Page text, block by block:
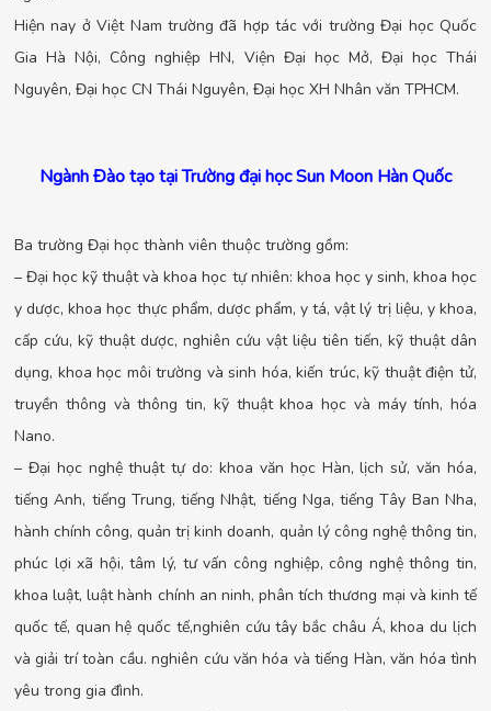
Hiện nay ở Việt Nam trường đã hợp tác với trường Đại học Quốc
Gia Hà Nội, Công nghiệp HN, Viện Đại học Mở, Đại học Thái
Nguyên, Đại học CN Thái Nguyên, Đại học XH Nhân văn TPHCM.
Ngành Đào tạo tại Trường đại học Sun Moon Hàn Quốc
Ba trường Đại học thành viên thuộc trường gồm:
– Đại học kỹ thuật và khoa học tự nhiên: khoa học y sinh, khoa học
y dược, khoa học thực phẩm, dược phẩm, y tá, vật lý trị liệu, y khoa,
cấp cứu, kỹ thuật dược, nghiên cứu vật liệu tiên tiến, kỹ thuật dân
dụng, khoa học môi trường và sinh hóa, kiến trúc, kỹ thuật điện tử,
truyền thông và thông tin, kỹ thuật khoa học và máy tính, hóa
Nano.
– Đại học nghệ thuật tự do: khoa văn học Hàn, lịch sử, văn hóa,
tiếng Anh, tiếng Trung, tiếng Nhật, tiếng Nga, tiếng Tây Ban Nha,
hành chính công, quản trị kinh doanh, quản lý công nghệ thông tin,
phúc lợi xã hội, tâm lý, tư vấn công nghiệp, công nghệ thông tin,
khoa luật, luật hành chính an ninh, phân tích thương mại và kinh tế
quốc tế, quan hệ quốc tế,nghiên cứu tây bắc châu Á, khoa du lịch
và giải trí toàn cầu. nghiên cứu văn hóa và tiếng Hàn, văn hóa tình
yêu trong gia đình.